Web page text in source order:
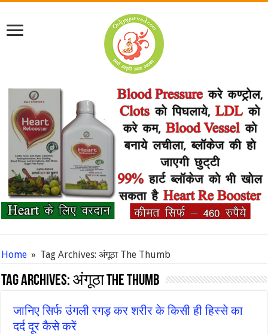
Home » Tag Archives: अंगूठा The Thumb
Tag Archives:अंगूठा The Thumb
जानिए सिर्फ उंगली रगड़ कर शरीर के किसी ही हिस्से का
दर्द दूर कैसे करें